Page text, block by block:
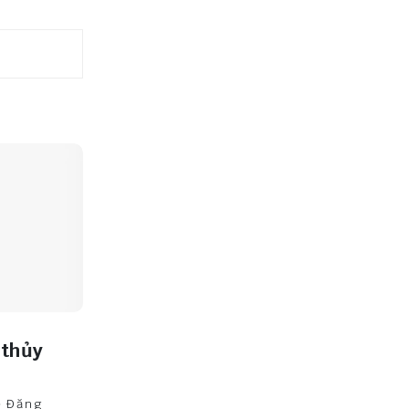
thủy
Đăng